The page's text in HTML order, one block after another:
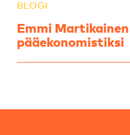
BLOGI
Emmi
pääekonomistiksi